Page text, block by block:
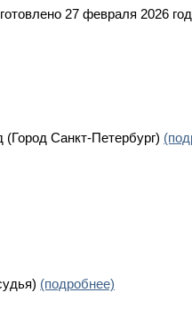
27 февраля 2026
(Город Санкт-Петербург)
(подробнее)